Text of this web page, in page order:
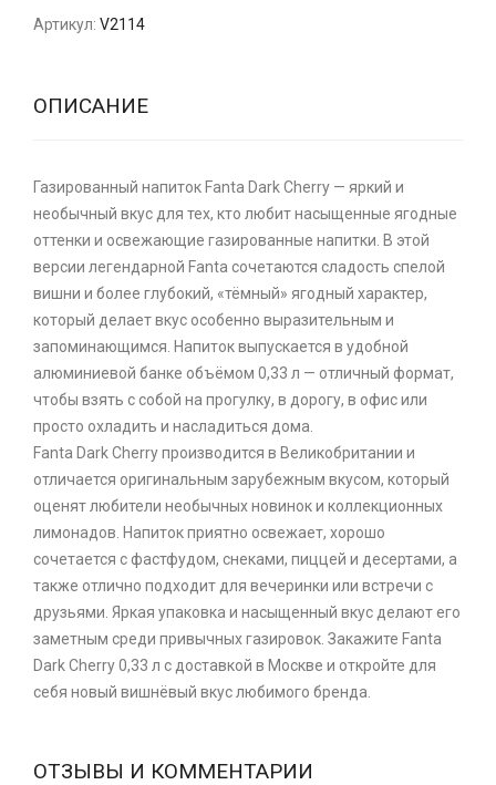
Артикул: V2114
ОПИСАНИЕ
Газированный напиток Fanta Dark Cherry — яркий и
необычный вкус для тех, кто любит насыщенные ягодные
оттенки и освежающие газированные напитки. В этой
версии легендарной Fanta сочетаются сладость спелой
вишни и более глубокий, «тёмный» ягодный характер,
который делает вкус особенно выразительным и
запоминающимся. Напиток выпускается в удобной
алюминиевой банке объёмом 0,33 л — отличный формат,
чтобы взять с собой на прогулку, в дорогу, в офис или
просто охладить и насладиться дома.
Fanta Dark Cherry производится в Великобритании и
отличается оригинальным зарубежным вкусом, который
оценят любители необычных новинок и коллекционных
лимонадов. Напиток приятно освежает, хорошо
сочетается с фастфудом, снеками, пиццей и десертами, а
также отлично подходит для вечеринки или встречи с
друзьями. Яркая упаковка и насыщенный вкус делают его
заметным среди привычных газировок. Закажите Fanta
Dark Cherry 0,33 л с доставкой в Москве и откройте для
себя новый вишнёвый вкус любимого бренда.
ОТЗЫВЫ И КОММЕНТАРИИ